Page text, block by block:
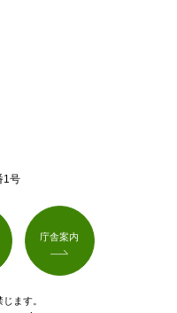
1号
庁舎案内
ます。